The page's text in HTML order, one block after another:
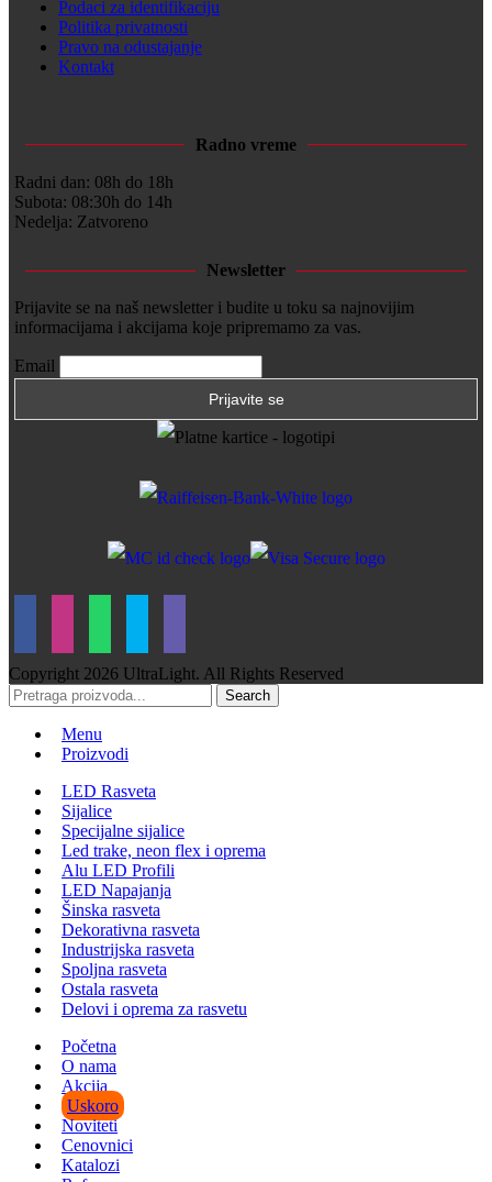
Podaci za identifikaciju
Politika privatnosti
Pravo na odustajanje
Kontakt
Radno vreme
Radni dan: 08h do 18h
Subota: 08:30h do 14h
Nedelja: Zatvoreno
Newsletter
Prijavite se na naš newsletter i budite u toku sa najnovijim
informacijama i akcijama koje pripremamo za vas.
Email
Copyright 2026 UltraLight. All Rights Reserved
Search
Menu
Proizvodi
LED Rasveta
Sijalice
Specijalne sijalice
Led trake, neon flex i oprema
Alu LED Profili
LED Napajanja
Šinska rasveta
Dekorativna rasveta
Industrijska rasveta
Spoljna rasveta
Ostala rasveta
Delovi i oprema za rasvetu
Početna
O nama
Akcija
Uskoro
Noviteti
Cenovnici
Katalozi